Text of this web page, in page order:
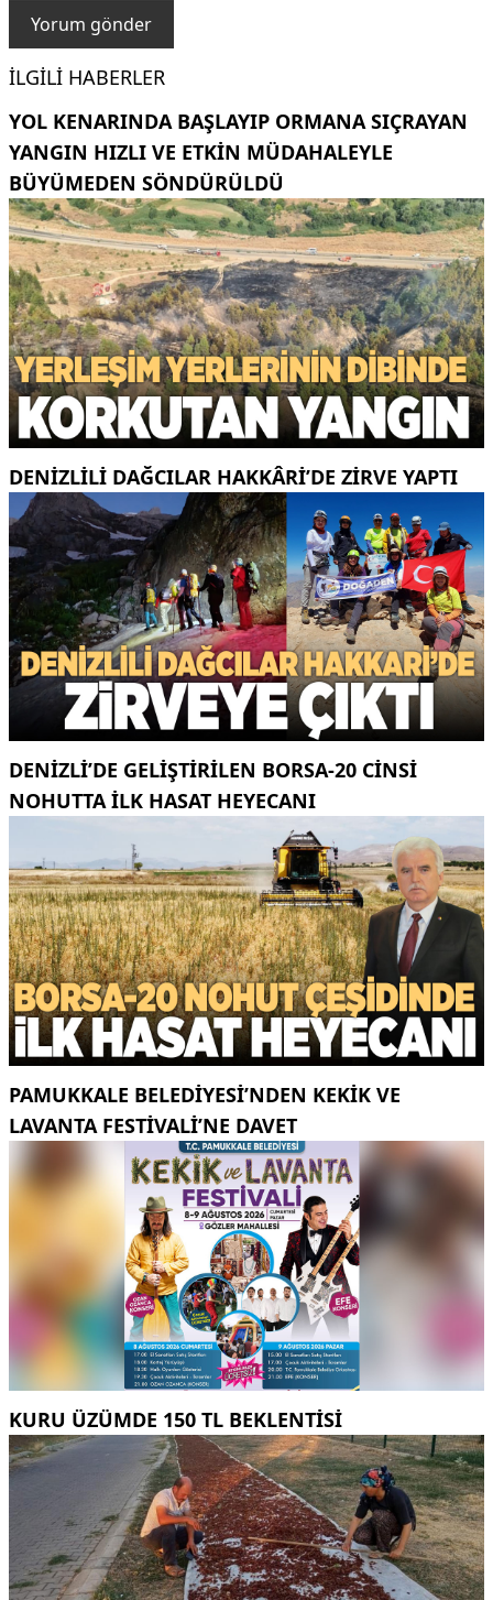
İLGILI HABERLER
YOL KENARINDA BAŞLAYIP ORMANA SIÇRAYAN
YANGIN HIZLI VE ETKIN MÜDAHALEYLE
BÜYÜMEDEN SÖNDÜRÜLDÜ
DENIZLILI DAĞCILAR HAKKÂRI’DE ZIRVE YAPTI
DENIZLI’DE GELIŞTIRILEN BORSA-20 CINSI
NOHUTTA ILK HASAT HEYECANI
PAMUKKALE BELEDIYESI’NDEN KEKIK VE
LAVANTA FESTIVALI’NE DAVET
KURU ÜZÜMDE 150 TL BEKLENTISI